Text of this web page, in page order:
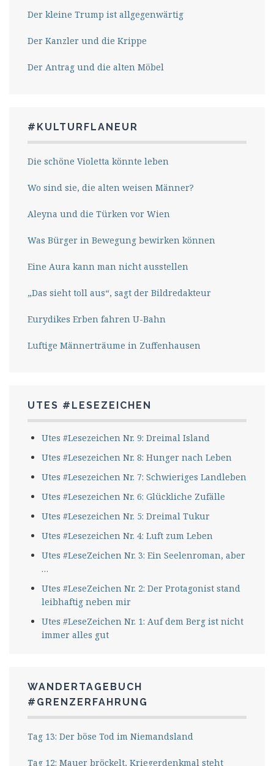
Der kleine Trump ist allgegenwärtig
Der Kanzler und die Krippe
Der Antrag und die alten Möbel
#KULTURFLANEUR
Die schöne Violetta könnte leben
Wo sind sie, die alten weisen Männer?
Aleyna und die Türken vor Wien
Was Bürger in Bewegung bewirken können
Eine Aura kann man nicht ausstellen
„Das sieht toll aus“, sagt der Bildredakteur
Eurydikes Erben fahren U-Bahn
Luftige Männerträume in Zuffenhausen
UTES #LESEZEICHEN
Utes #Lesezeichen Nr. 9: Dreimal Island
Utes #Lesezeichen Nr. 8: Hunger nach Leben
Utes #Lesezeichen Nr. 7: Schwieriges Landleben
Utes #Lesezeichen Nr. 6: Glückliche Zufälle
Utes #Lesezeichen Nr. 5: Dreimal Tukur
Utes #Lesezeichen Nr. 4: Luft zum Leben
Utes #LeseZeichen Nr. 3: Ein Seelenroman, aber
…
Utes #LeseZeichen Nr. 2: Der Protagonist stand
leibhaftig neben mir
Utes #LeseZeichen Nr. 1: Auf dem Berg ist nicht
immer alles gut
WANDERTAGEBUCH
#GRENZERFAHRUNG
Tag 13: Der böse Tod im Niemandsland
Tag 12: Mauer bröckelt, Kriegerdenkmal steht